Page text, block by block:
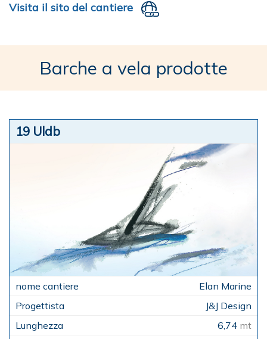
Visita il sito del cantiere
Barche a vela prodotte
19 Uldb
Elan Marine
J&J Design
6,74 mt